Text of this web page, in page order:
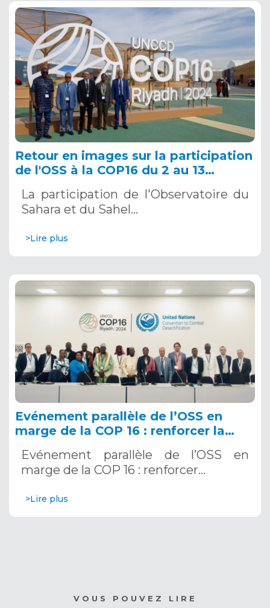
Retour en images sur la participation
de l'OSS à la COP16 du 2 au 13
Saoudite
La participation de l'Observatoire du
Sahara et du Sahel…
>Lire plus
Evénement parallèle de l’OSS en
marge de la COP 16 : renforcer la
Systèmes d’Alerte Précoce
Multirisques. 12 décembre 2024
Evénement parallèle de l’OSS en
marge de la COP 16 : renforcer…
>Lire plus
VOUS POUVEZ LIRE